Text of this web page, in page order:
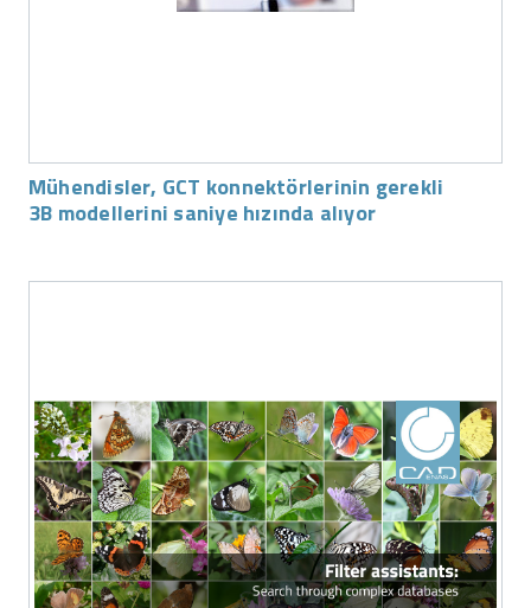
Mühendisler, GCT konnektörlerinin gerekli
3B modellerini saniye hızında alıyor